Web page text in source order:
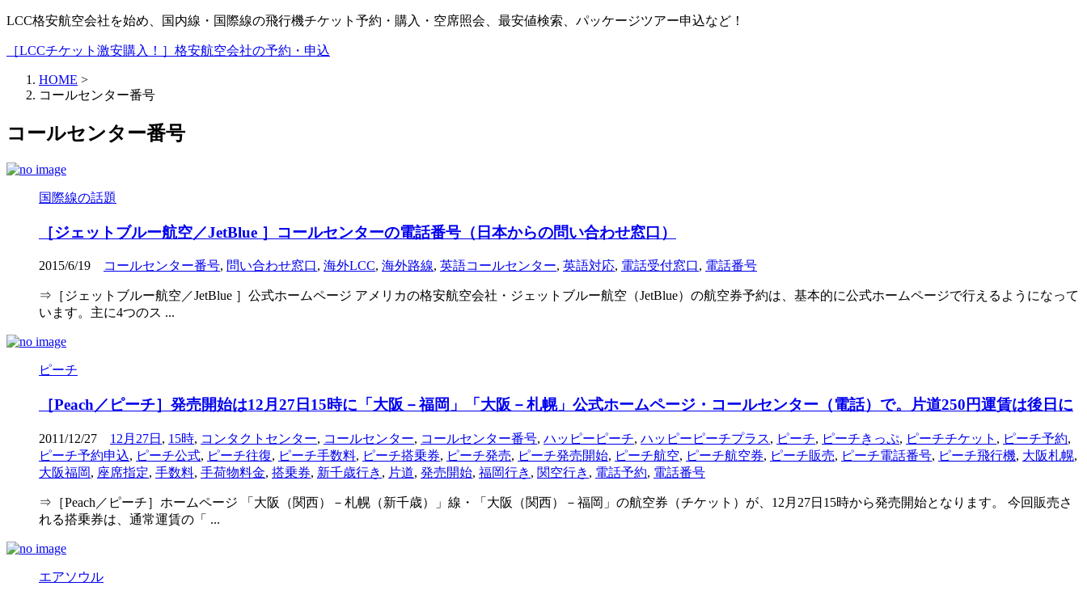
LCC格安航空会社を始め、国内線・国際線の飛行機チケット予約・購入・空席照会、最安値検索、パッケージツアー申込など！
［LCCチケット激安購入！］格安航空会社の予約・申込
HOME >
コールセンター番号
コールセンター番号
国際線の話題
［ジェットブルー航空／JetBlue ］コールセンターの電話番号（日本からの問い合わせ窓口）
2015/6/19 コールセンター番号, 問い合わせ窓口, 海外LCC, 海外路線, 英語コールセンター, 英語対応, 電話受付窓口, 電話番号
⇒［ジェットブルー航空／JetBlue ］公式ホームページ アメリカの格安航空会社・ジェットブルー航空（JetBlue）の航空券予約は、基本的に公式ホームページで行えるようになって
います。主に4つのス ...
ピーチ
［Peach／ピーチ］発売開始は12月27日15時に「大阪－福岡」「大阪－札幌」公式ホームページ・コールセンター（電話）で。片道250円運賃は後日に
2011/12/27 12月27日 , 15時, コンタクトセンター, コールセンター, コールセンター番号, ハッピーピーチ, ハッピーピーチプラス, ピーチ, ピーチきっぷ, ピーチチケット , ピーチ予約,
ピーチ予約申込, ピーチ公式, ピーチ往復, ピーチ手数料, ピーチ搭乗券, ピーチ発売, ピーチ発売開始, ピーチ航空, ピーチ航空券, ピーチ販売, ピーチ電話番号, ピーチ飛行機, 大阪札幌,
大阪福岡, 座席指定, 手数料, 手荷物料金, 搭乗券, 新千歳行き , 片道, 発売開始, 福岡行き , 関空行き , 電話予約, 電話番号
⇒［Peach／ピーチ］ホームページ 「大阪（関西）－札幌（新千歳）」線・「大阪（関西）－福岡」の航空券（チケット）が、12月27日15時から発売開始となります。 今回販売さ
れる搭乗券は、通常運賃の「 ...
エアソウル